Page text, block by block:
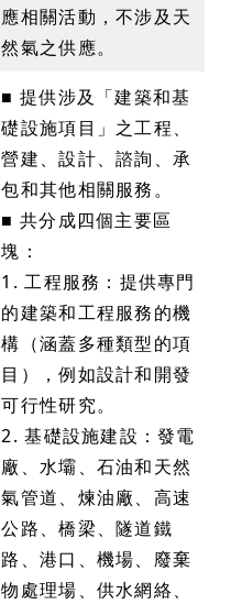
應相關活動，不涉及天
然氣之供應。
■ 提供涉及「建築和基
礎設施項目」之工程、
營建、設計、諮詢、承
包和其他相關服務。
■ 共分成四個主要區
塊：
1. 工程服務：提供專門
的建築和工程服務的機
構（涵蓋多種類型的項
目），例如設計和開發
可行性研究。
2. 基礎設施建設：發電
廠、水壩、石油和天然
氣管道、煉油廠、高速
公路、橋梁、隧道鐵
路、港口、機場、廢棄
物處理場、供水網絡、